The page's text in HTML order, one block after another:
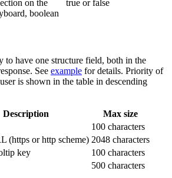
on the
boolean
true or false
to have one structure field, both in the
See example for details. Priority of
is shown in the table in descending
Description
Max size
100 characters
(https or http scheme) 2048 characters
key
100 characters
500 characters